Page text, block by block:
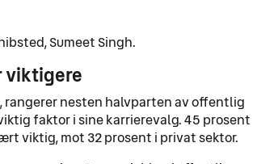
Sumeet Singh.
viktigere
nesten halvparten av offentlig
faktor i sine karrierevalg. 45 prosent
viktig, mot 32 prosent i privat sektor​.